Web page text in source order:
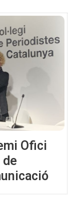
Ofici